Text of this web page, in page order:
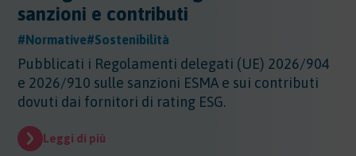
Ambiente - Inquinamento Elettromagnetico
Ambiente - Inquinamento Acustico
AUA
Ambiente - Rifiuti/RENTRI
Certificazioni - Qualità
Certificazioni - Sicurezza
Certificazioni - CSR
Documenti
Documenti
Edilizia
Edilizia
Energia
Evidenza
sanzioni e contributi
#Normative#Sostenibilità
Pubblicati i Regolamenti delegati (UE) 2026/904
e 2026/910 sulle sanzioni ESMA e sui contributi
dovuti dai fornitori di rating ESG.
Leggi di più